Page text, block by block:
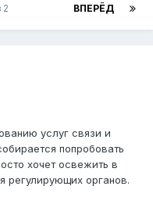
ВПЕРЁД
2
услуг связи и
попробовать
хочет освежить в
регулирующих органов.